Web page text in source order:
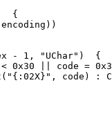
{
- 1, "UChar")  {
0x30 || code =
code) :